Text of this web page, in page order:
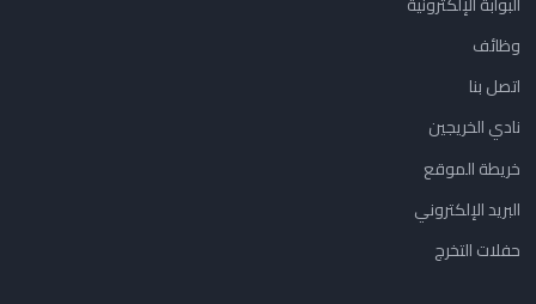
وظائف
اتصل بنا
نادي الخريجين
خريطة الموقع
البريد الإلكتروني
حفلات التخرج